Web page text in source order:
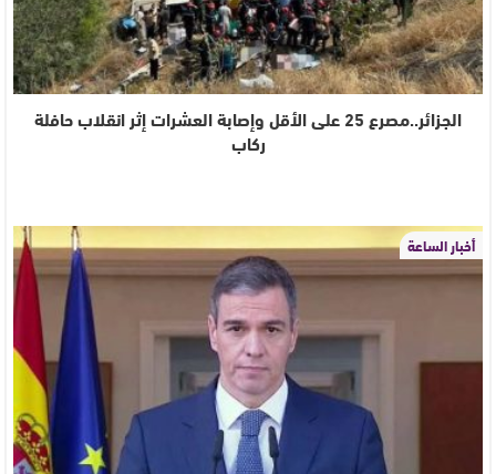
الجزائر..مصرع 25 على الأقل وإصابة العشرات إثر انقلاب حافلة
ركاب
أخبار الساعة